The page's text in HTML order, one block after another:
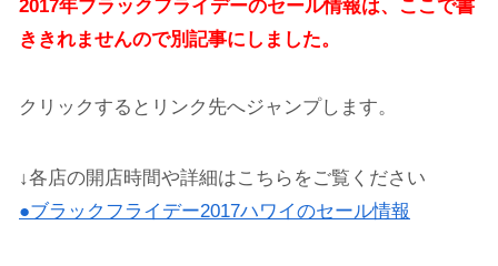
2017年ブラックフライデーのセール情報は、ここで書
ききれませんので別記事にしました。
クリックするとリンク先へジャンプします。
↓各店の開店時間や詳細はこちらをご覧ください
●ブラックフライデー2017ハワイのセール情報